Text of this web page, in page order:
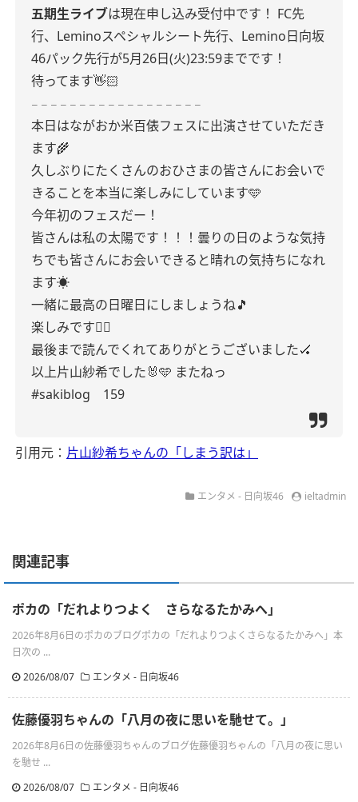
五期生ライブは現在申し込み受付中です！ FC先
行、Leminoスペシャルシート先行、Lemino日向坂
46パック先行が5月26日(火)23:59までです！
待ってます👋🏻
𓐄 𓐄 𓐄 𓐄 𓐄 𓐄 𓐄 𓐄 𓐄 𓐄 𓐄 𓐄 𓐄 𓐄 𓐄 𓐄 𓐄 𓐄
本日はながおか米百俵フェスに出演させていただき
ます🌾
久しぶりにたくさんのおひさまの皆さんにお会いで
きることを本当に楽しみにしています🩵
今年初のフェスだー！
皆さんは私の太陽です！！！曇りの日のような気持
ちでも皆さんにお会いできると晴れの気持ちになれ
ます☀️
一緒に最高の日曜日にしましょうね🎵
楽しみです☝🏻
最後まで読んでくれてありがとうございました🏑
以上片山紗希でした🐰🩵 またねっ
#sakiblog 159
引用元： 片山紗希ちゃんの「しまう訳は」
エンタメ - 日向坂46 ieltadmin
関連記事
ポカの「だれよりつよく さらなるたかみへ」
2026年8月6日のポカのブログポカの「だれよりつよくさらなるたかみへ」本
日次の ...
2026/08/07
エンタメ - 日向坂46
佐藤優羽ちゃんの「八月の夜に思いを馳せて。」
2026年8月6日の佐藤優羽ちゃんのブログ佐藤優羽ちゃんの「八月の夜に思い
を馳せ ...
2026/08/07
エンタメ - 日向坂46